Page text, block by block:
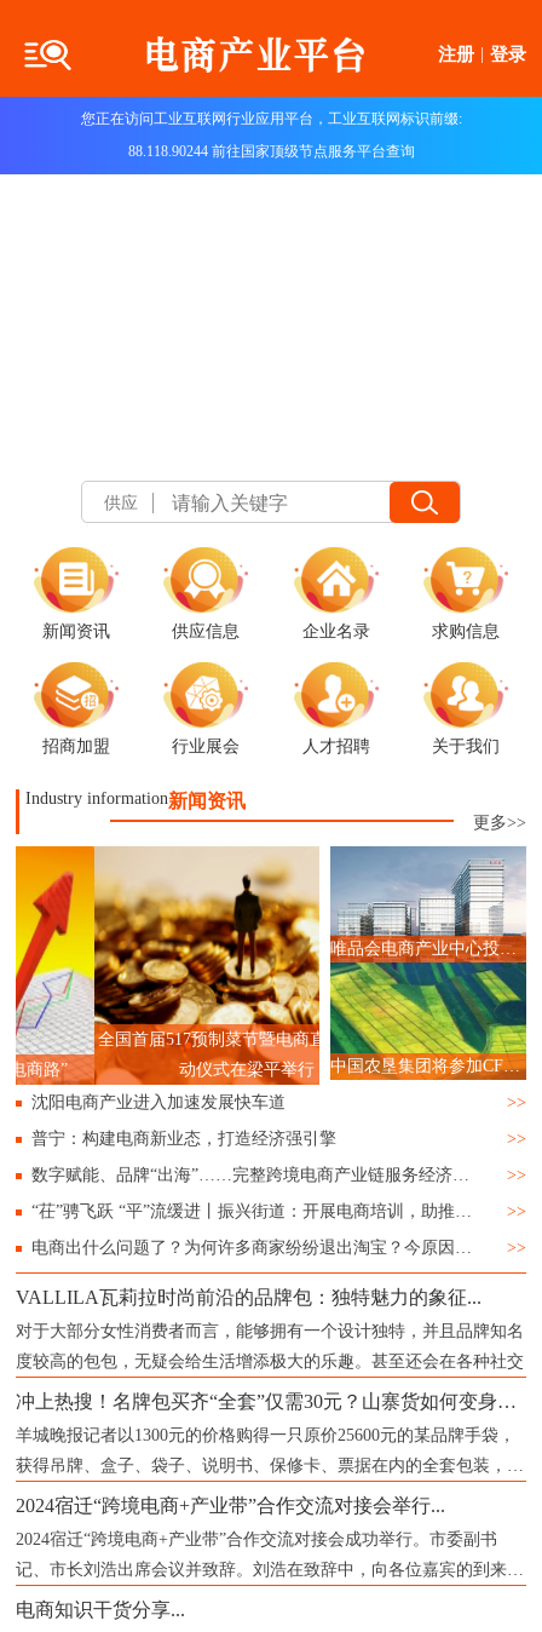
注册 登录
您正在访问工业互联网行业应用平台，工业互联网标识前缀:
88.118.90244 前往国家顶级节点服务平台查询
供应
新闻资讯 供应信息 企业名录 求购信息
招商加盟 行业展会 人才招聘 关于我们
Industry information新闻资讯
更多>>
全国首届517预制菜节暨电商直播大赛启
动仪式在梁平举行
内蒙古2023年跨境电商高
唯品会电商产业中心投入运营,赋能广州直播电商产业升级
中国农垦集团将参加CFEC 2024食品直播电商选品大会
沈阳电商产业进入加速发展快车道
>>
普宁：构建电商新业态，打造经济强引擎
>>
数字赋能、品牌“出海”……完整跨境电商产业链服务经济“新”发展
>>
“茌”骋飞跃 “平”流缓进丨振兴街道：开展电商培训，助推城镇经济
>>
电商出什么问题了？为何许多商家纷纷退出淘宝？今原因已被确认
>>
VALLILA瓦莉拉时尚前沿的品牌包：独特魅力的象征...
对于大部分女性消费者而言，能够拥有一个设计独特，并且品牌知名
度较高的包包，无疑会给生活增添极大的乐趣。甚至还会在各种社交
冲上热搜！名牌包买齐“全套”仅需30元？山寨货如何变身成“正品”？记者揭秘...
羊城晚报记者以1300元的价格购得一只原价25600元的某品牌手袋，
获得吊牌、盒子、袋子、说明书、保修卡、票据在内的全套包装，票
据上
2024宿迁“跨境电商+产业带”合作交流对接会举行...
2024宿迁“跨境电商+产业带”合作交流对接会成功举行。市委副书
记、市长刘浩出席会议并致辞。刘浩在致辞中，向各位嘉宾的到来表
示
电商知识干货分享...